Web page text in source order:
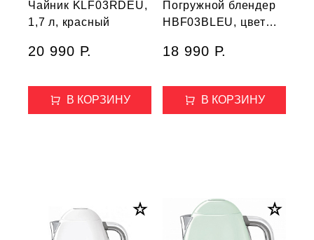
Чайник KLF03RDEU,
1,7 л, красный
20 990 Р.
В КОРЗИНУ
Погружной блендер
HBF03BLEU, цвет
18 990 Р.
В КОРЗИНУ